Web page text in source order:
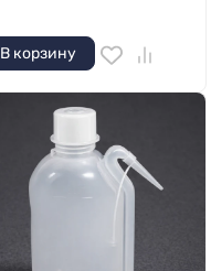
В корзину